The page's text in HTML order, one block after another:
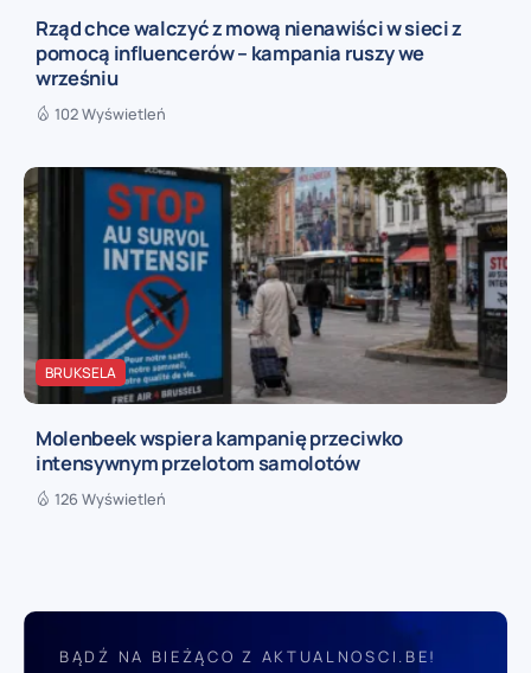
Rząd chce walczyć z mową nienawiści w sieci z
pomocą influencerów – kampania ruszy we
wrześniu
102 Wyświetleń
BRUKSELA
Molenbeek wspiera kampanię przeciwko
intensywnym przelotom samolotów
126 Wyświetleń
BĄDŹ NA BIEŻĄCO Z AKTUALNOSCI.BE!